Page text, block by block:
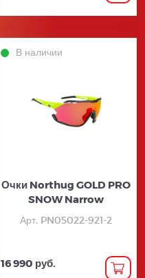
В наличии
Очки Northug GOLD PRO
SNOW Narrow
Арт. PN05022-921-2
16 990 руб.